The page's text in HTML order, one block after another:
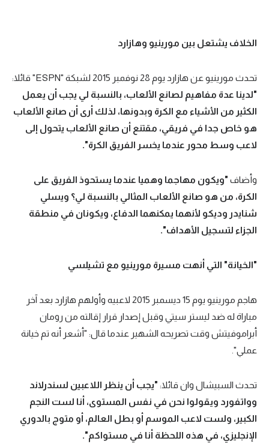
الخلاف يشتعل بين مورينيو وهازارد
تحدث مورينيو عن هازارد يوم 28 نوفمبر 2015 لشبكة "ESPN" قائلا:
"لدينا عدة مفاهيم لصانع الألعاب، بالنسبة لي يجب أن يعمل
الكثير من الأشياء مع الكرة وبدونها، لذلك أرى أن صانع الألعاب
هو خاص جدا في فريقي، مقتنع أن صانع الألعاب يتحول إلى
لاعب وسط محور عندما يخسر الفريق الكرة".
وأضاف "ويكون مهاجما وهميا عندما يستحوذ الفريق على
الكرة، من هو صانع الألعاب المثالي بالنسبة لي؟ ويسلي
شنايدر وديكو لأنهما يمكنهما الدفاع، ويكونان في منطقة
الجزاء لتسجيل الأهداف".
"الخيانة" التي أنهت مسيرة مورينيو مع تشيلسي
هاجم مورينيو يوم 15 ديسمبر 2015 لاعبيه وأولهم هازارد بعد آخر
مباراة له ضد ليستر سيتي وقبل إصدار قرار إقالته من رومان
أبراموفيتش وقت تصريحه الشهير عندما قال: "أشعر أنه تم خيانة
عملي".
تحدث السبيشال وان قائلا: "يجب أن ينظر اللاعبين لسندرلاند
وواتفورد ويقولوا نحن في نفس المستوى، أنا لست النجم
الكبير، ولست لاعب الموسم أو بطل العالم، أو متوج بالدوري
الإنجليزي، في هذه اللحظة أنا في مستواكم".